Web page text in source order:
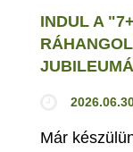
INDUL A
Már